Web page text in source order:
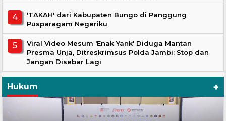
'TAKAH' dari Kabupaten Bungo di Panggung
Pusparagam Negeriku
Viral Video Mesum 'Enak Yank' Diduga Mantan
Presma Unja, Ditreskrimsus Polda Jambi: Stop dan
Jangan Disebar Lagi
Hukum +